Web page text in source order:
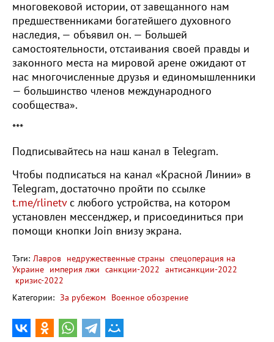
многовековой истории, от завещанного нам
предшественниками богатейшего духовного
наследия, — объявил он. — Большей
самостоятельности, отстаивания своей правды и
законного места на мировой арене ожидают от
нас многочисленные друзья и единомышленники
— большинство членов международного
сообщества».
***
Подписывайтесь на наш канал в Telegram.
Чтобы подписаться на канал «Красной Линии» в
Telegram, достаточно пройти по ссылке
t.me/rlinetvс любого устройства, на котором
установлен мессенджер, и присоединиться при
помощи кнопки Join внизу экрана.
Тэги: Лавров недружественные страны спецоперация на
Украине империя лжи санкции-2022 антисанкции-2022
кризис-2022
Категории: За рубежом Военное обозрение